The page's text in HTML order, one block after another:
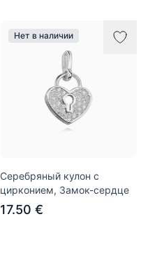
Нет в наличии
Серебряный кулон с
цирконием, Замок-сердце
17.50 €